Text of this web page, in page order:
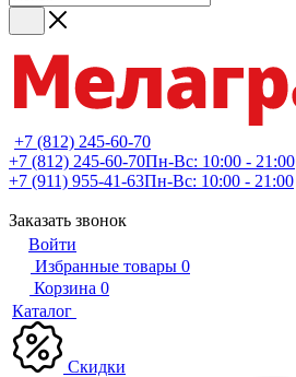
+7 (812) 245-60-70
+7 (812) 245-60-70Пн-Вс: 10:00 - 21:00
+7 (911) 955-41-63Пн-Вс: 10:00 - 21:00
Заказать звонок
Войти
Избранные товары 0
Корзина 0
Каталог
Скидки